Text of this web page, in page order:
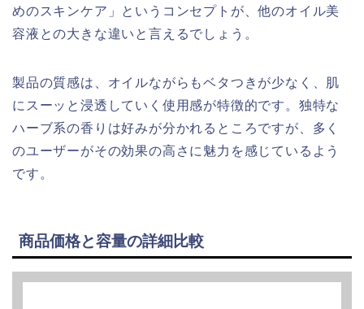
めのスキンケア」というコンセプトが、他のオイル美
容液との大きな違いと言えるでしょう。
製品の質感は、オイルながらもベタつきが少なく、肌
にスーッと浸透していく使用感が特徴的です。独特な
ハーブ系の香りは好みが分かれるところですが、多く
のユーザーがその効果の高さに魅力を感じているよう
です。
商品価格と容量の詳細比較